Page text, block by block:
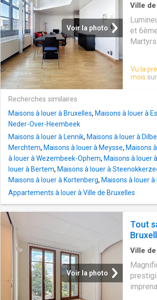
Voir la photo
Ville
équipée
et
bains,
Vu la
mois sur
Recherches similaires
Maisons à louer à Bruxelles, Maisons à louer à
Neder-Over-Heembeek
Maisons à louer à Lennik, Maisons à louer à
Merchtem, Maisons à louer à Meysse, Maisons
à louer à Wezembeek-Ophem, Maisons à louer
louer à Bertem, Maisons à louer à
Maisons à louer à Kortenberg, Maisons à louer à
Appartements à louer à Ville de Bruxelles
Voir la photo
Tout
Ville